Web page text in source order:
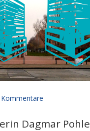
Kommentare
Dagmar